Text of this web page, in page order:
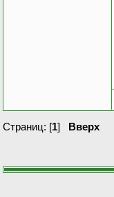
Страниц: [1] Вверх